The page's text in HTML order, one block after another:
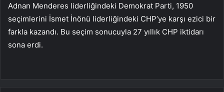
Adnan Menderes liderliğindeki Demokrat Parti, 1950
seçimlerini İsmet İnönü liderliğindeki CHP’ye karşı ezici bir
farkla kazandı. Bu seçim sonucuyla 27 yıllık CHP iktidarı
sona erdi.